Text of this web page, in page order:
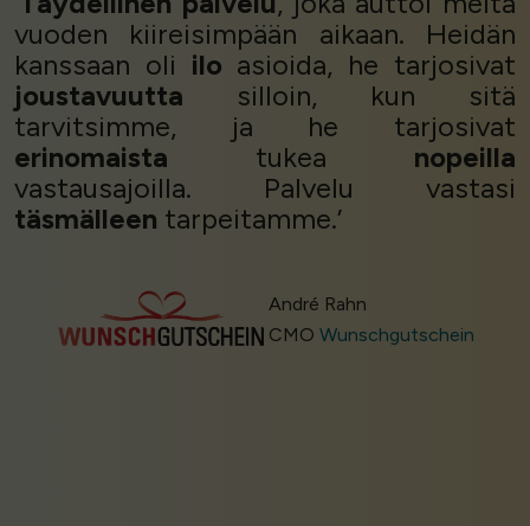
vuoden kiireisimpään aikaan. Heidän
kanssaan oli ilo asioida, he tarjosivat
joustavuutta silloin, kun sitä
tarvitsimme, ja he tarjosivat
erinomaista tukea nopeilla
vastausajoilla. Palvelu vastasi
täsmälleen tarpeitamme.’
André Rahn
CMO Wunschgutschein